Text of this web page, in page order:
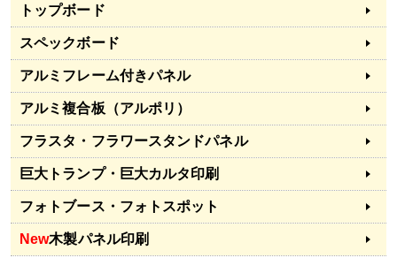
トップボード
スペックボード
アルミフレーム付きパネル
アルミ複合板（アルポリ）
フラスタ・フラワースタンドパネル
巨大トランプ・巨大カルタ印刷
フォトブース・フォトスポット
New木製パネル印刷